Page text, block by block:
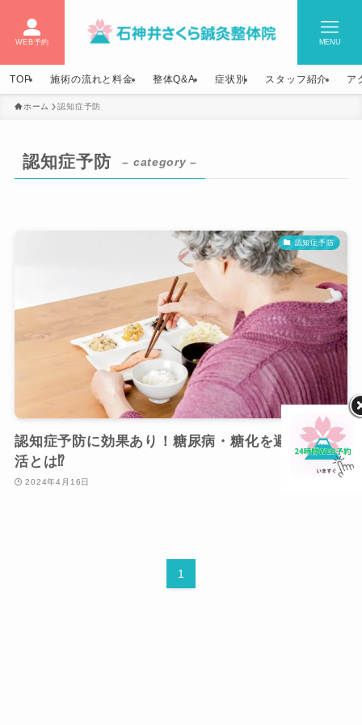
WEB予約 MENU
TOP 施術の流れと料金 整体Q&A 症状別 スタッフ紹介 ア
ホーム 認知症予防
認知症予防 – category –
認知症予防
認知症予防に効果あり！糖尿病・糖化を避ける食生
活とは⁉
2024年4月16日
1